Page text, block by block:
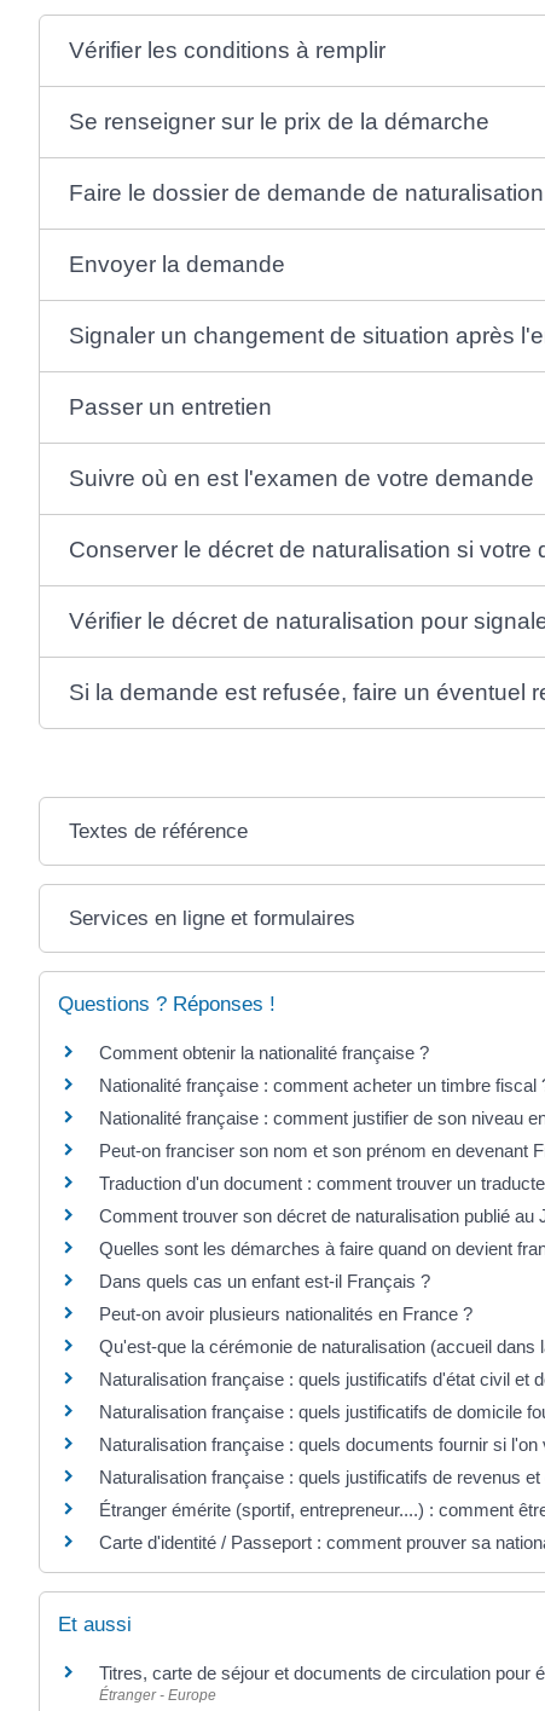
Vérifier les conditions à remplir
Se renseigner sur le prix de la démarche
Faire le dossier de demande de
Envoyer la demande
Signaler un changement de situation après
Passer un entretien
Suivre où en est l'examen de votre demande
Conserver le décret de naturalisation si votre
Vérifier le décret de naturalisation pour
Si la demande est refusée, faire un éventuel
Textes de référence
Services en ligne et formulaires
Questions ? Réponses !
Comment obtenir la nationalité française ?
Nationalité française : comment acheter un timbre fiscal
Nationalité française : comment justifier de son niveau
Peut-on franciser son nom et son prénom en devenant
Traduction d'un document : comment trouver un
Comment trouver son décret de naturalisation publié au
Quelles sont les démarches à faire quand on devient
Dans quels cas un enfant est-il Français ?
Peut-on avoir plusieurs nationalités en France ?
Qu'est-que la cérémonie de naturalisation (accueil dans
Naturalisation française : quels justificatifs d'état civil et
Naturalisation française : quels justificatifs de domicile
Naturalisation française : quels documents fournir si l'on
Naturalisation française : quels justificatifs de revenus
Étranger émérite (sportif, entrepreneur....) : comment
Carte d'identité / Passeport : comment prouver sa
Et aussi
Titres, carte de séjour et documents de circulation pour
Étranger - Europe